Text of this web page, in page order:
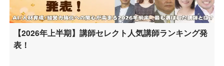
【2026年上半期】講師セレクト人気講師ランキング発
表！